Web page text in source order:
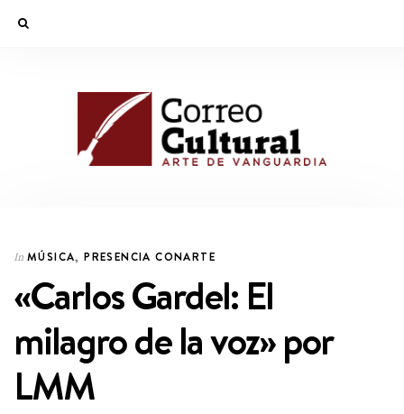
In MÚSICA,PRESENCIA CONARTE
«Carlos Gardel: El
milagro de la voz» por
LMM